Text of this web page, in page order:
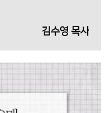
김수영 목사